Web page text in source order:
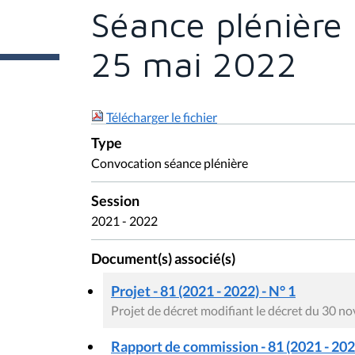
e
s
c
Séance
25 mai 2022
Télécharger le fichier
Type
Convocation séance plénière
Session
2021 - 2022
Document(s) associé(s)
Projet - 81 (2021 - 2022) - N° 1
Projet de décret modifiant le décret du 30
Rapport de commission - 81 (2021 -